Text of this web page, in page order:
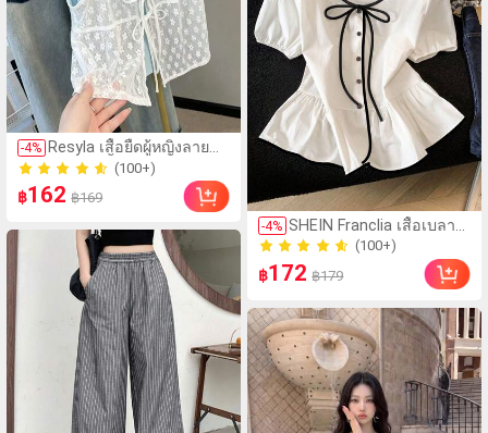
-4% Resyla เสื้อยืดผู้หญิงลาย
ดอกไม้สีพื้นแบบผูกหน้า
(100+)
400+ ขายแล้ว
(100+)
400+ ขายแล้ว
฿162 ฿169
-4% SHEIN Franclia เสื้อเบลาส์
สีครีมขาวนุ่มนวล เอวรูด,
แต่งขอบตัดกัน + โบว์ผูก,
แขนพอง จับคู่กับกระโปรง
ชายระบาย, ลดอายุและดูดี,
นุ่มและเก๋ไก๋สำหรับใส่ทุก
วัน
(100+)
300+ ขายแล้ว
(100+)
300+ ขายแล้ว
฿172 ฿179